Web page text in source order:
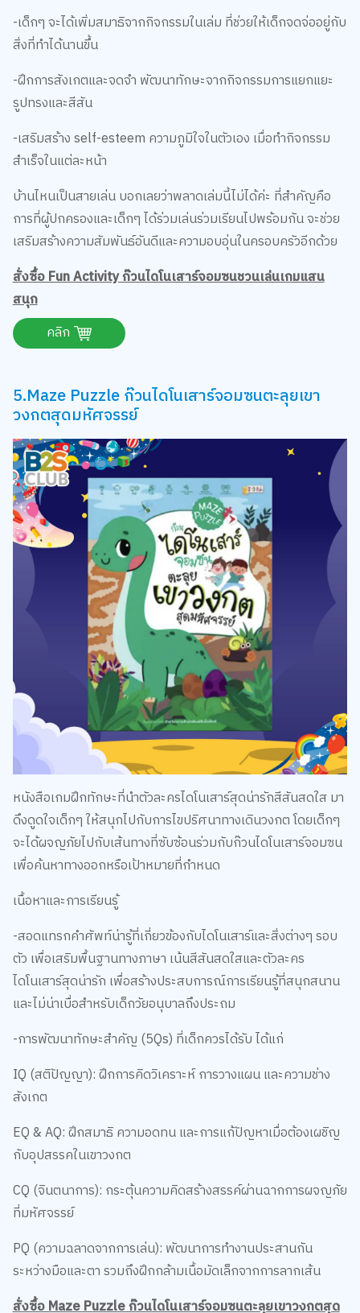
-เด็กๆ จะได้เพิ่มสมาธิจากกิจกรรมในเล่ม ที่ช่วยให้เด็กจดจ่ออยู่กับ
สิ่งที่ทำได้นานขึ้น
-ฝึกการสังเกตและจดจำ พัฒนาทักษะจากกิจกรรมการแยกแยะ
รูปทรงและสีสัน
-เสริมสร้าง self-esteem ความภูมิใจในตัวเอง เมื่อทำกิจกรรม
สำเร็จในแต่ละหน้า
บ้านไหนเป็นสายเล่น บอกเลยว่าพลาดเล่มนี้ไม่ได้ค่ะ ที่สำคัญคือ
การที่ผู้ปกครองและเด็กๆ ได้ร่วมเล่นร่วมเรียนไปพร้อมกัน จะช่วย
เสริมสร้างความสัมพันธ์อันดีและความอบอุ่นในครอบครัวอีกด้วย
สั่งซื้อ Fun Activity ก๊วนไดโนเสาร์จอมซนชวนเล่นเกมแสน
สนุก
คลิก
5.Maze Puzzle ก๊วนไดโนเสาร์จอมซนตะลุยเขา
วงกตสุดมหัศจรรย์
หนังสือเกมฝึกทักษะที่นำตัวละครไดโนเสาร์สุดน่ารักสีสันสดใส มา
ดึงดูดใจเด็กๆ ให้สนุกไปกับการไขปริศนาทางเดินวงกต โดยเด็กๆ
จะได้ผจญภัยไปกับเส้นทางที่ซับซ้อนร่วมกับก๊วนไดโนเสาร์จอมซน
เพื่อค้นหาทางออกหรือเป้าหมายที่กำหนด
เนื้อหาและการเรียนรู้
-สอดแทรกคำศัพท์น่ารู้ที่เกี่ยวข้องกับไดโนเสาร์และสิ่งต่างๆ รอบ
ตัว เพื่อเสริมพื้นฐานทางภาษา เน้นสีสันสดใสและตัวละคร
ไดโนเสาร์สุดน่ารัก เพื่อสร้างประสบการณ์การเรียนรู้ที่สนุกสนาน
และไม่น่าเบื่อสำหรับเด็กวัยอนุบาลถึงประถม
-การพัฒนาทักษะสำคัญ (5Qs) ที่เด็กควรได้รับ ได้แก่
IQ (สติปัญญา): ฝึกการคิดวิเคราะห์ การวางแผน และความช่าง
สังเกต
EQ & AQ: ฝึกสมาธิ ความอดทน และการแก้ปัญหาเมื่อต้องเผชิญ
กับอุปสรรคในเขาวงกต
CQ (จินตนาการ): กระตุ้นความคิดสร้างสรรค์ผ่านฉากการผจญภัย
ที่มหัศจรรย์
PQ (ความฉลาดจากการเล่น): พัฒนาการทำงานประสานกัน
ระหว่างมือและตา รวมถึงฝึกกล้ามเนื้อมัดเล็กจากการลากเส้น
สั่งซื้อ Maze Puzzle ก๊วนไดโนเสาร์จอมซนตะลุยเขาวงกตสุด